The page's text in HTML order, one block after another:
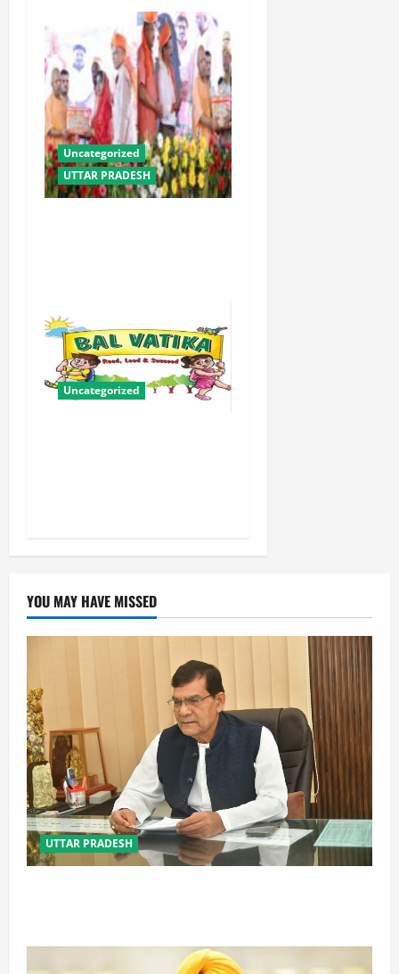
Uncategorized
UTTAR PRADESH
Uncategorized
YOU MAY HAVE MISSED
UTTAR PRADESH